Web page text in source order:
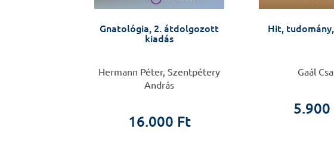
Gnatológia, 2. átdolgozott
kiadás
Hermann Péter, Szentpétery
András
16.000 Ft
Hit,
Gaál
5.900